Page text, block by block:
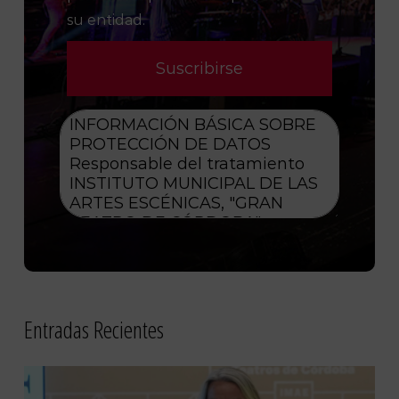
su entidad.
Entradas Recientes